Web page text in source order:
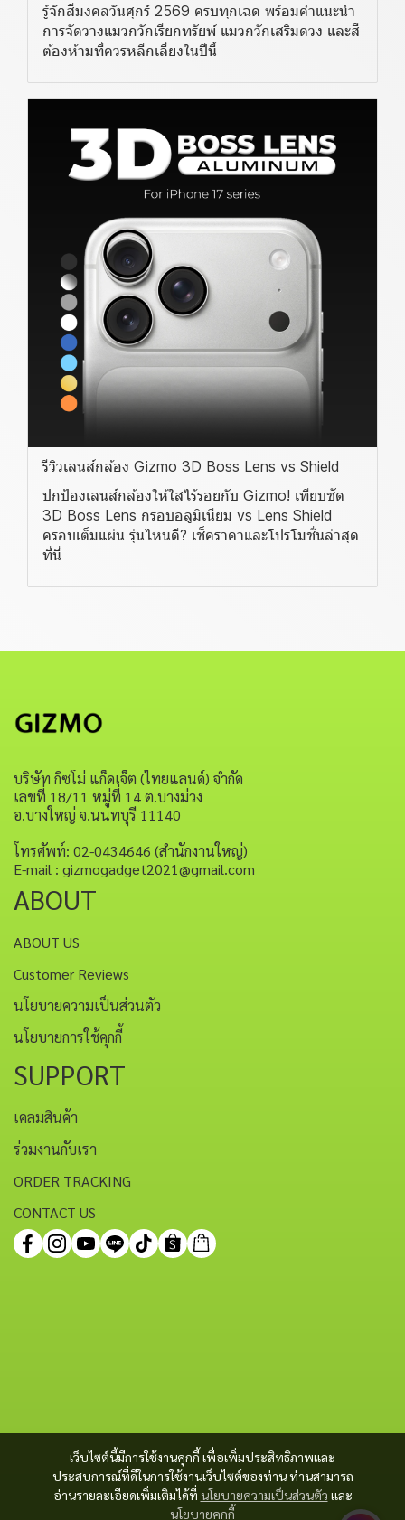
รู้จักสีมงคลวันศุกร์ 2569 ครบทุกเฉด พร้อมคำแนะนำ
การจัดวางแมวกวักเรียกทรัยพ์ แมวกวักเสริมดวง และสี
ต้องห้ามที่ควรหลีกเลี่ยงในปีนี้
รีวิวเลนส์กล้อง Gizmo 3D Boss Lens vs Shield
ปกป้องเลนส์กล้องให้ใสไร้รอยกับ Gizmo! เทียบชัด
3D Boss Lens กรอบอลูมิเนียม vs Lens Shield
ครอบเต็มแผ่น รุ่นไหนดี? เช็คราคาและโปรโมชั่นล่าสุด
ที่นี่
เว็บไซต์นี้มีการใช้งานคุกกี้ เพื่อเพิ่มประสิทธิภาพและ
ประสบการณ์ที่ดีในการใช้งานเว็บไซต์ของท่าน ท่านสามารถ
อ่านรายละเอียดเพิ่มเติมได้ที่ นโยบายความเป็นส่วนตัว และ
นโยบายคุกกี้
บริษัท กิซโม่ แก็ดเจ็ต (ไทยแลนด์) จำกัด
เลขที่ 18/11 หมู่ที่ 14 ต.บางม่วง
อ.บางใหญ่ จ.นนทบุรี 11140
โทรศัพท์: 02-0434646 (สำนักงานใหญ่)
E-mail : gizmogadget2021@gmail.com
ABOUT
ABOUT US
Customer Reviews
นโยบายความเป็นส่วนตัว
นโยบายการใช้คุกกี้
SUPPORT
เคลมสินค้า
ร่วมงานกับเรา
ORDER TRACKING
CONTACT US